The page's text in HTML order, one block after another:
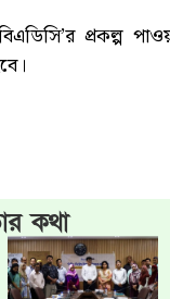
প্রকল্প
কথা